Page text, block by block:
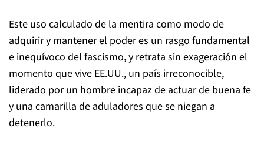
Este uso calculado de la mentira como modo de
adquirir y mantener el poder es un rasgo fundamental
e inequívoco del fascismo, y retrata sin exageración el
momento que vive EE.UU., un país irreconocible,
liderado por un hombre incapaz de actuar de buena fe
y una camarilla de aduladores que se niegan a
detenerlo.